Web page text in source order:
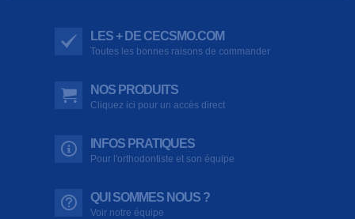
LES + DE CECSMO.COM
Toutes les bonnes raisons de commander
NOS PRODUITS
Cliquez ici pour un accès direct
INFOS PRATIQUES
Pour l'orthodontiste et son équipe
QUI SOMMES NOUS ?
Voir notre équipe